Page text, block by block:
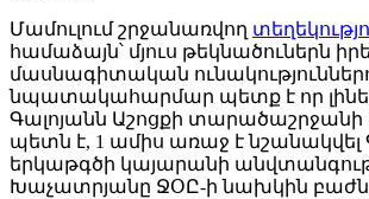
Մամուլում շրջանառվող
համաձայն՝ մյուս թեկնածուներն
մասնագիտական
նպատակահարմար պետք է որ
Գալոյանն Աշոցքի
պետն է, 1 ամիս առաջ է նշանակվել
երկաթգծի կայարանի
Խաչատրյանը ՋՕԸ-ի նախկին